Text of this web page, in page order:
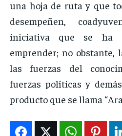
una hoja de ruta y que
desempeñen,
iniciativa que se ha
emprender; no
las fuerzas del
fuerzas políticas y
producto que se llama